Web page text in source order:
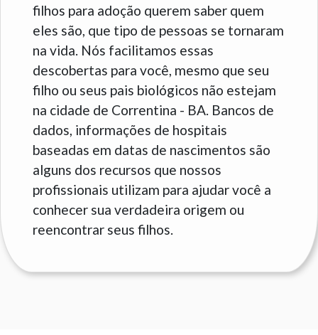
filhos para adoção querem saber quem
eles são, que tipo de pessoas se tornaram
na vida. Nós facilitamos essas
descobertas para você, mesmo que seu
filho ou seus pais biológicos não estejam
na cidade de Correntina - BA. Bancos de
dados, informações de hospitais
baseadas em datas de nascimentos são
alguns dos recursos que nossos
profissionais utilizam para ajudar você a
conhecer sua verdadeira origem ou
reencontrar seus filhos.